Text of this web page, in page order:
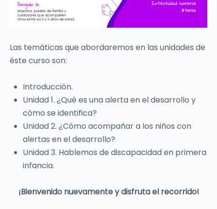
Las temáticas que abordaremos en las unidades de
éste curso son:
Introducción.
Unidad 1. ¿Qué es una alerta en el desarrollo y
cómo se identifica?
Unidad 2. ¿Cómo acompañar a los niños con
alertas en el desarrollo?
Unidad 3. Hablemos de discapacidad en primera
infancia.
¡Bienvenido nuevamente y disfruta el recorrido!